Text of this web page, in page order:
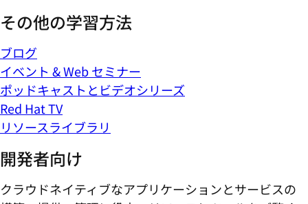
その他の学習方法
ブログ
イベント & Web セミナー
ポッドキャストとビデオシリーズ
Red Hat TV
リソースライブラリ
開発者向け
クラウドネイティブなアプリケーションとサービスの